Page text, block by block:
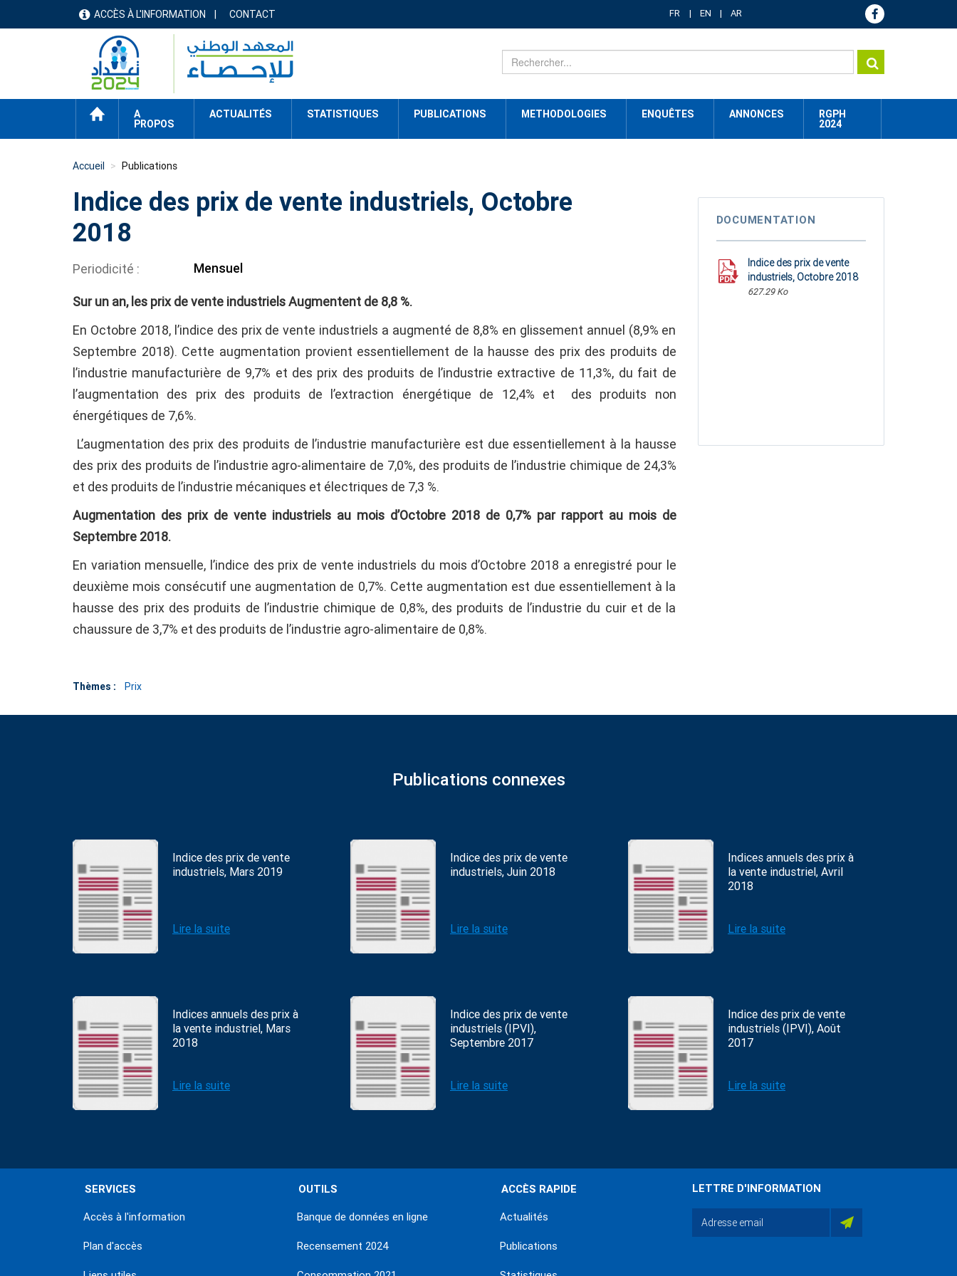
menu
header
ACCÈS À L'INFORMATION CONTACT FR EN AR
ACCUEIL
A
PROPOS
ACTUALITÉS STATISTIQUES PUBLICATIONS METHODOLOGIES ENQUÊTES ANNONCES
RGPH
2024
Accueil Publications
Indice des prix de vente industriels, Octobre
2018
Periodicité Mensuel
Sur un an, les prix de vente industriels Augmentent de 8,8 %.
En Octobre 2018, l’indice des prix de vente industriels a augmenté de 8,8% en glissement annuel (8,9% en
Septembre 2018). Cette augmentation provient essentiellement de la hausse des prix des produits de
l’industrie manufacturière de 9,7% et des prix des produits de l’industrie extractive de 11,3%, du fait de
l’augmentation des prix des produits de l’extraction énergétique de 12,4% et des produits non
énergétiques de 7,6%.
L’augmentation des prix des produits de l’industrie manufacturière est due essentiellement à la hausse
des prix des produits de l’industrie agro-alimentaire de 7,0%, des produits de l’industrie chimique de 24,3%
et des produits de l’industrie mécaniques et électriques de 7,3 %.
Augmentation des prix de vente industriels au mois d’Octobre 2018 de 0,7% par rapport au mois de
Septembre 2018.
En variation mensuelle, l’indice des prix de vente industriels du mois d’Octobre 2018 a enregistré pour le
deuxième mois consécutif une augmentation de 0,7%. Cette augmentation est due essentiellement à la
hausse des prix des produits de l’industrie chimique de 0,8%, des produits de l’industrie du cuir et de la
chaussure de 3,7% et des produits de l’industrie agro-alimentaire de 0,8%.
Thèmes : Prix
DOCUMENTATION
Indice des prix de vente
industriels, Octobre 2018
627.29 Ko
Publications connexes
Indice des prix de vente
industriels, Mars 2019
Lire la suite
Indice des prix de vente
industriels, Juin 2018
Lire la suite
Indices annuels des prix à
la vente industriel, Avril
2018
Lire la suite
Indices annuels des prix à
la vente industriel, Mars
2018
Lire la suite
Indice des prix de vente
industriels (IPVI),
Septembre 2017
Lire la suite
Indice des prix de vente
industriels (IPVI), Août
2017
Lire la suite
SERVICES
Accès à l'information
Plan d'accès
OUTILS
Banque de données en ligne
Recensement 2024
ACCÈS RAPIDE
Actualités
Publications
LETTRE D'INFORMATION